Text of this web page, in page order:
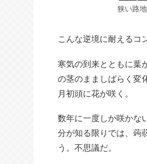
狭い路
こんな逆境に耐えるコ
寒気の到来とともに葉
の茎のまましばらく変
月初頭に花が咲く。
数年に一度しか咲かな
分が知る限りでは、蒟
う。不思議だ。